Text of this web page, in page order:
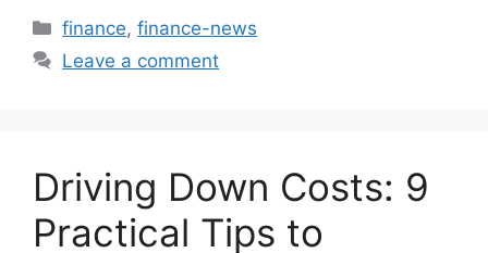
Categories
finance,finance-news
Leave a comment
Driving Down Costs: 9
Practical Tips to